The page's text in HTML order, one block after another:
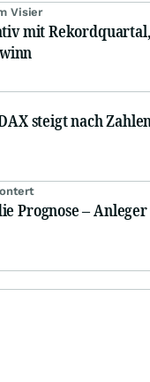
Visier
mit
steigt nach
Prognose –